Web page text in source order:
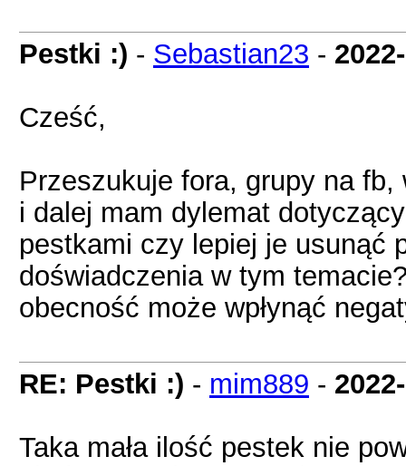
Pestki :) - Sebastian23 -
Cześć,
Przeszukuje fora, grupy na
i dalej mam dylemat
pestkami czy lepiej je usunąć
doświadczenia w tym
obecność może wpłynąć
RE: Pestki :) - mim889 -
Taka mała ilość pestek nie